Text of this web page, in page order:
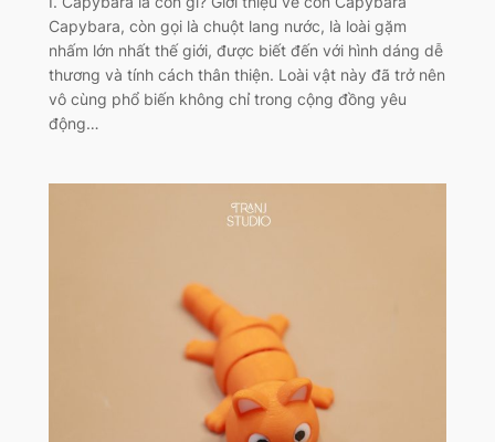
Capybara, còn gọi là chuột lang nước, là loài gặm
nhấm lớn nhất thế giới, được biết đến với hình dáng dễ
thương và tính cách thân thiện. Loài vật này đã trở nên
vô cùng phổ biến không chỉ trong cộng đồng yêu
động…